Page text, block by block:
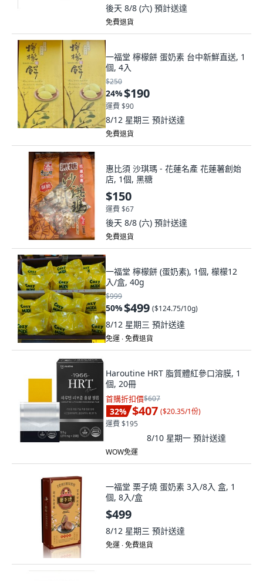
後天 8/8 (六) 預計送達
免費退貨
一福堂 檸檬餅 蛋奶素 台中新鮮直送, 1
個, 4入
$250
24%$190
運費 $90
8/12 星期三 預計送達
免費退貨
惠比須 沙琪瑪 - 花蓮名產 花蓮薯創始
店, 1個, 黑糖
$150
運費 $67
後天 8/8 (六) 預計送達
免費退貨
一福堂 檸檬餅 (蛋奶素), 1個, 檬檬12
入/盒, 40g
$999
50%$499 ($124.75/10g)
8/12 星期三 預計送達
免運 ∙ 免費退貨
Haroutine HRT 脂質體紅參口溶膜, 1
個, 20冊
首購折扣價$607
32% $407 ($20.35/1份)
運費 $195
8/10 星期一 預計送達
WOW免運
一福堂 栗子燒 蛋奶素 3入/8入 盒, 1
個, 8入/盒
$499
8/12 星期三 預計送達
免運 ∙ 免費退貨